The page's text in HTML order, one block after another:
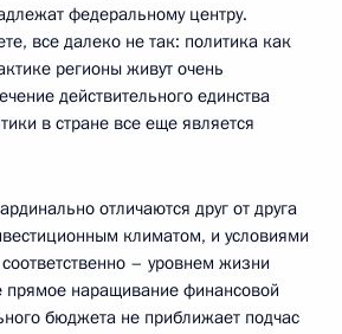
федеральному центру.
все далеко не так: политика как
регионы живут очень
действительного единства
в стране все еще является
отличаются друг от друга
климатом, и условиями
– уровнем жизни
наращивание финансовой
бюджета не приближает подчас